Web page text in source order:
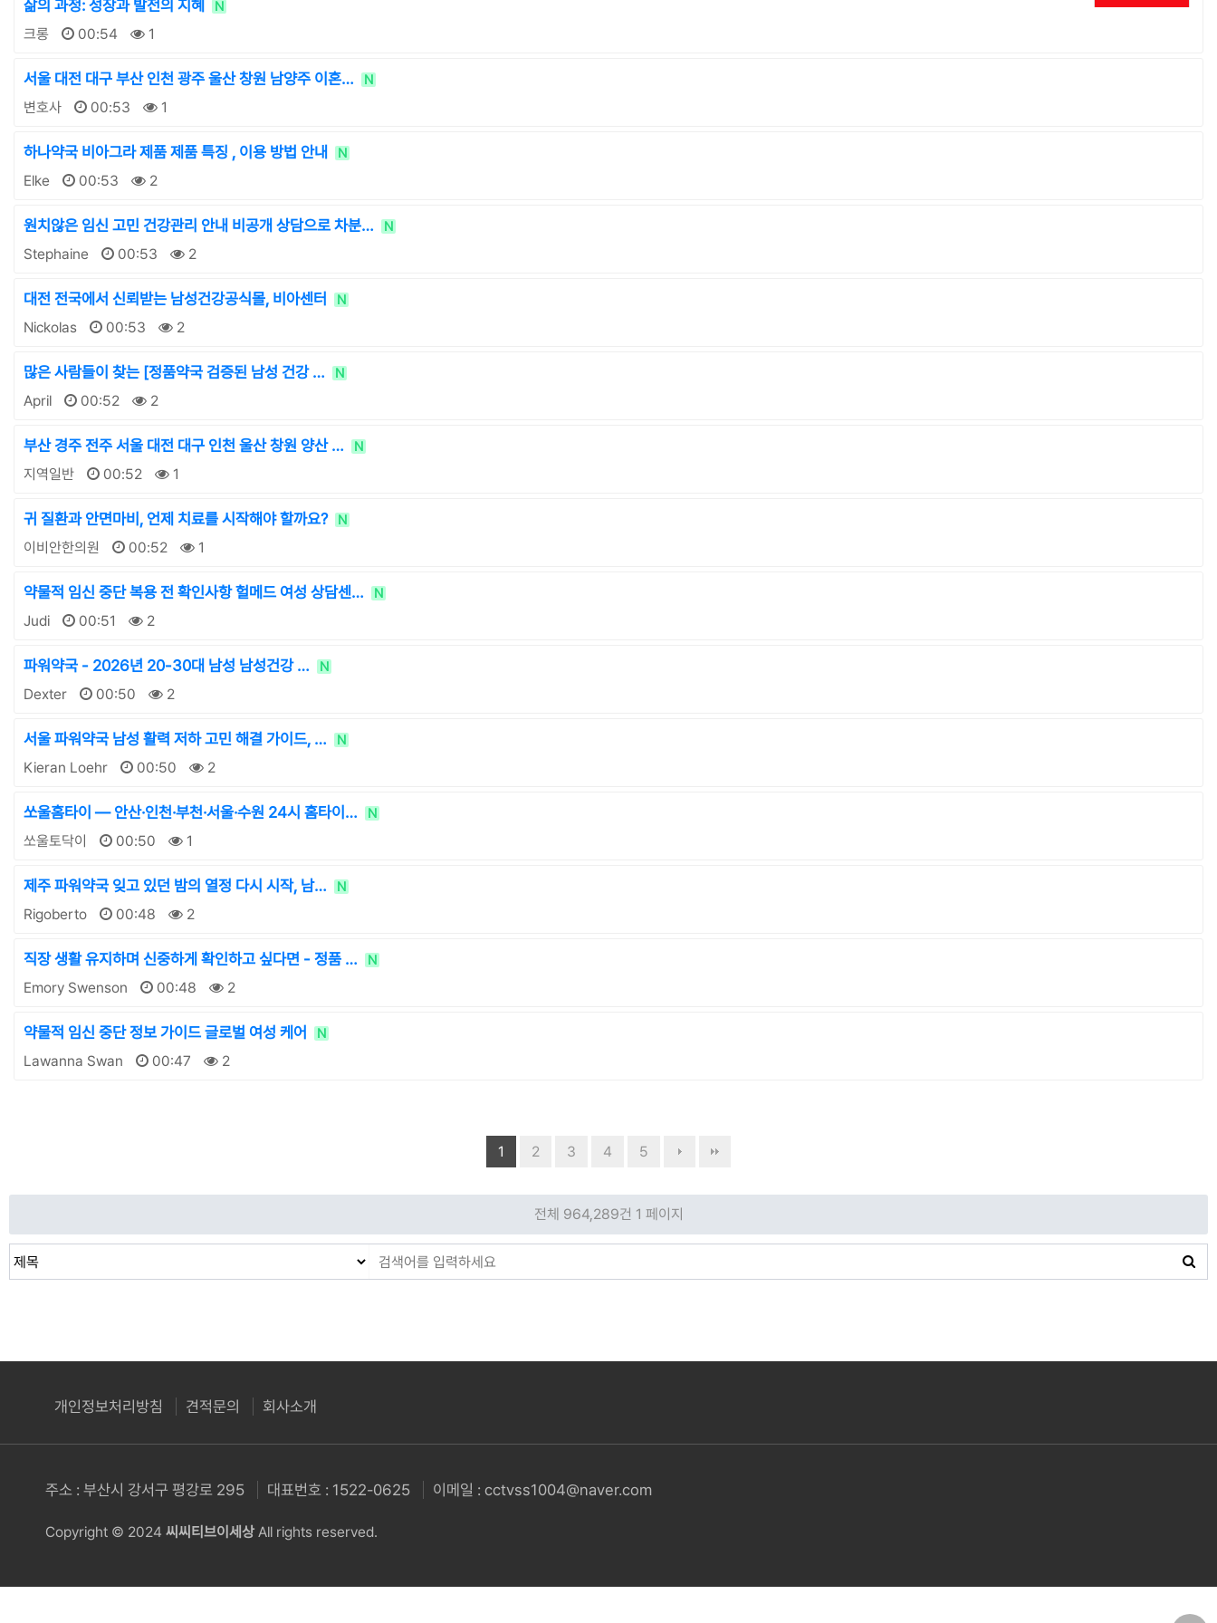
삶의 과정: 성장과 발전의 지혜 N
크롱 00:54 1
서울 대전 대구 부산 인천 광주 울산 창원 남양주 이혼… N
변호사 00:53 1
하나약국 비아그라 제품 제품 특징 , 이용 방법 안내 N
Elke 00:53 2
원치않은 임신 고민 건강관리 안내 비공개 상담으로 차분… N
Stephaine 00:53 2
대전 전국에서 신뢰받는 남성건강공식몰, 비아센터 N
Nickolas 00:53 2
많은 사람들이 찾는 [정품약국 검증된 남성 건강 … N
April 00:52 2
부산 경주 전주 서울 대전 대구 인천 울산 창원 양산 … N
지역일반 00:52 1
귀 질환과 안면마비, 언제 치료를 시작해야 할까요? N
이비안한의원 00:52 1
약물적 임신 중단 복용 전 확인사항 헐메드 여성 상담센… N
Judi 00:51 2
파워약국 - 2026년 20-30대 남성 남성건강 … N
Dexter 00:50 2
서울 파워약국 남성 활력 저하 고민 해결 가이드, … N
Kieran Loehr 00:50 2
쏘울홈타이 — 안산·인천·부천·서울·수원 24시 홈타이… N
쏘울토닥이 00:50 1
제주 파워약국 잊고 있던 밤의 열정 다시 시작, 남… N
Rigoberto 00:48 2
직장 생활 유지하며 신중하게 확인하고 싶다면 - 정품 … N
Emory Swenson 00:48 2
약물적 임신 중단 정보 가이드 글로벌 여성 케어 N
Lawanna Swan 00:47 2
1 2 3 4 5
전체 964,289건 1 페이지
개인정보처리방침 견적문의 회사소개
주소 : 부산시 강서구 평강로 295 대표번호 : 1522-0625 이메일 : cctvss1004@naver.com
Copyright © 2024 씨씨티브이세상 All rights reserved.